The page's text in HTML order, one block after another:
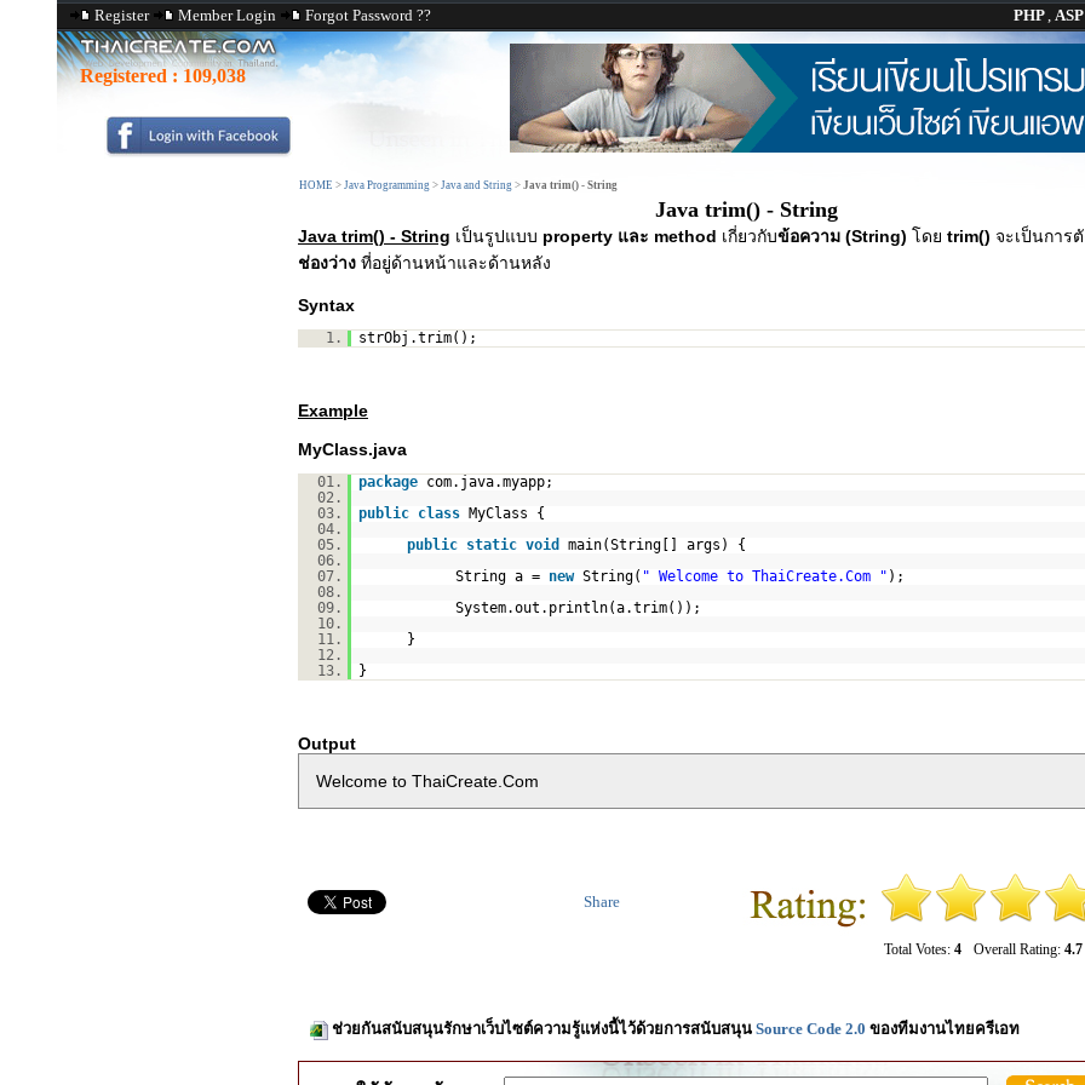
Register Member Login Forgot Password ?? PHP, ASP
Registered : 109,038
HOME > Java Programming > Java and String > Java trim() - String
Java trim() - String
Java trim() - String เป็นรูปแบบ property และ method เกี่ยวกับข้อความ (String) โดย trim() จะเป็นการ
ช่องว่าง ที่อยู่ด้านหน้าและด้านหลัง
Syntax
1. strObj.trim();
Example
MyClass.java
01. package
com.java.myapp;
02.
03.
public class
MyClass {
04.
05.
public static void
main(String[] args) {
06.
07.
String a = new String( " Welcome to ThaiCreate.Com " );
08.
09.
System.out.println(a.trim());
10.
11.
}
12.
13.
}
Output
Welcome to ThaiCreate.Com
Total Votes: 4 Overall Rating:
Share
ช่วยกันสนับสนุนรักษาเว็บไซต์ความรู้แห่งนี้ไว้ด้วยการสนับสนุน Source Code 2.0 ของทีมงานไทยครีเอท